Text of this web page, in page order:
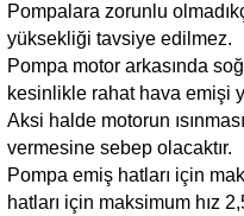
Pompalara zorunlu
yüksekliği tavsiye edilmez.
Pompa motor arkasında
kesinlikle rahat hava emişi
Aksi halde motorun
vermesine sebep olacaktır.
Pompa emiş hatları için
hatları için maksimum hız